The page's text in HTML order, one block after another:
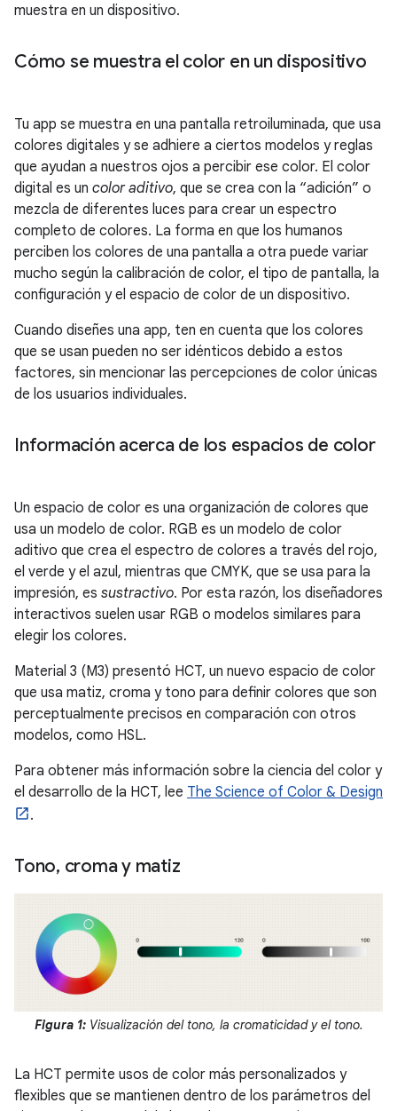
muestra en un dispositivo.
Cómo se muestra el color en un dispositivo
Tu app se muestra en una pantalla retroiluminada, que usa
colores digitales y se adhiere a ciertos modelos y reglas
que ayudan a nuestros ojos a percibir ese color. El color
digital es un color aditivo, que se crea con la “adición” o
mezcla de diferentes luces para crear un espectro
completo de colores. La forma en que los humanos
perciben los colores de una pantalla a otra puede variar
mucho según la calibración de color, el tipo de pantalla, la
configuración y el espacio de color de un dispositivo.
Cuando diseñes una app, ten en cuenta que los colores
que se usan pueden no ser idénticos debido a estos
factores, sin mencionar las percepciones de color únicas
de los usuarios individuales.
Información acerca de los espacios de color
Un espacio de color es una organización de colores que
usa un modelo de color. RGB es un modelo de color
aditivo que crea el espectro de colores a través del rojo,
el verde y el azul, mientras que CMYK, que se usa para la
impresión, es sustractivo. Por esta razón, los diseñadores
interactivos suelen usar RGB o modelos similares para
elegir los colores.
Material 3 (M3) presentó HCT, un nuevo espacio de color
que usa matiz, croma y tono para definir colores que son
perceptualmente precisos en comparación con otros
modelos, como HSL.
Para obtener más información sobre la ciencia del color y
el desarrollo de la HCT, lee The Science of Color & Design
.
Tono, croma y matiz
Figura 1: Visualización del tono, la cromaticidad y el tono.
La HCT permite usos de color más personalizados y
flexibles que se mantienen dentro de los parámetros del